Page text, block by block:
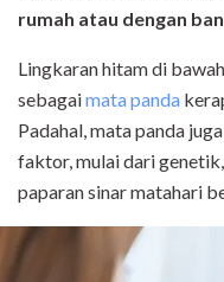
rumah atau dengan
Lingkaran hitam di
sebagaimata panda
Padahal, mata panda
faktor, mulai dari
paparan sinar matahari